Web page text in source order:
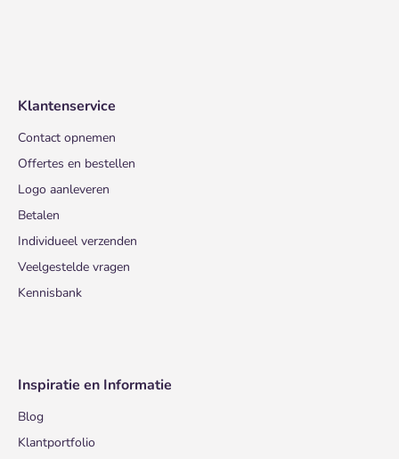
Klantenservice
Contact opnemen
Offertes en bestellen
Logo aanleveren
Betalen
Individueel verzenden
Veelgestelde vragen
Kennisbank
Inspiratie en Informatie
Blog
Klantportfolio